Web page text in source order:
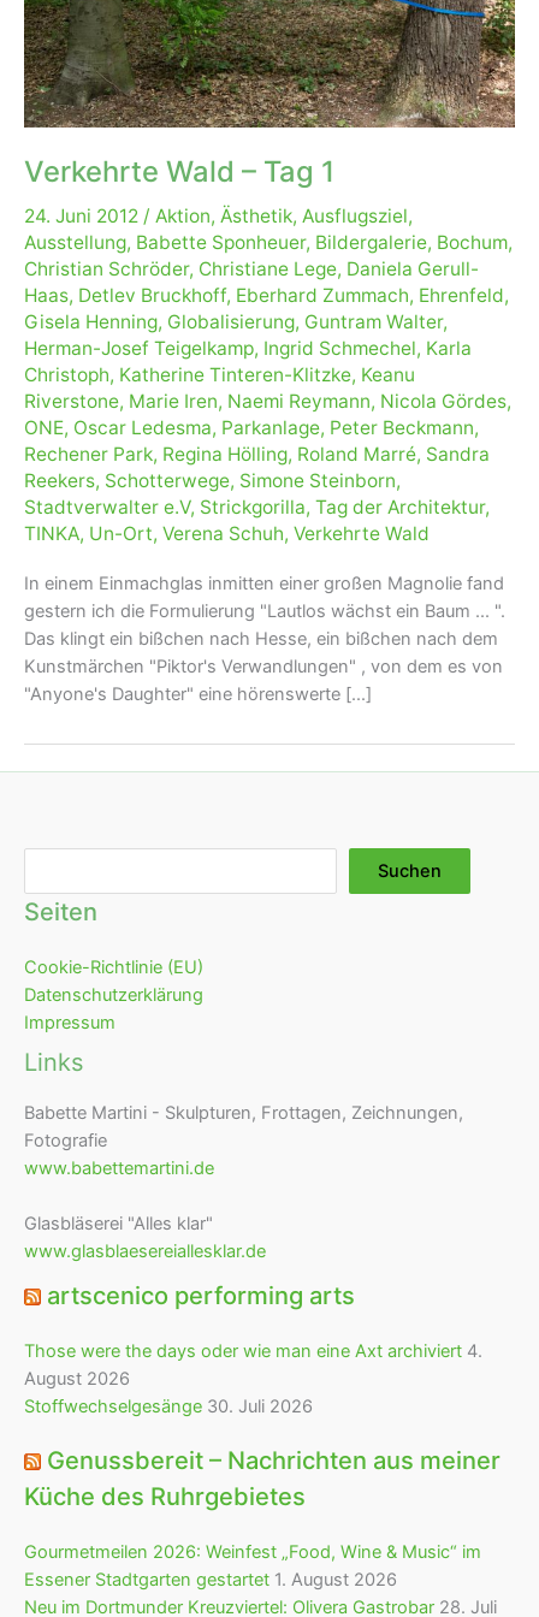
Verkehrte Wald – Tag 1
24. Juni 2012 / Aktion, Ästhetik, Ausflugsziel,
Ausstellung, Babette Sponheuer, Bildergalerie, Bochum,
Christian Schröder, Christiane Lege, Daniela Gerull-
Haas, Detlev Bruckhoff, Eberhard Zummach, Ehrenfeld,
Gisela Henning, Globalisierung, Guntram Walter,
Herman-Josef Teigelkamp, Ingrid Schmechel, Karla
Christoph, Katherine Tinteren-Klitzke, Keanu
Riverstone, Marie Iren, Naemi Reymann, Nicola Gördes,
ONE, Oscar Ledesma, Parkanlage, Peter Beckmann,
Rechener Park, Regina Hölling, Roland Marré, Sandra
Reekers, Schotterwege, Simone Steinborn,
Stadtverwalter e.V, Strickgorilla, Tag der Architektur,
TINKA, Un-Ort, Verena Schuh, Verkehrte Wald
In einem Einmachglas inmitten einer großen Magnolie fand
gestern ich die Formulierung "Lautlos wächst ein Baum ... ".
Das klingt ein bißchen nach Hesse, ein bißchen nach dem
Kunstmärchen "Piktor's Verwandlungen" , von dem es von
"Anyone's Daughter" eine hörenswerte [...]
Suchen
Seiten
Cookie-Richtlinie (EU)
Datenschutzerklärung
Impressum
Links
Babette Martini - Skulpturen, Frottagen, Zeichnungen,
Fotografie
www.babettemartini.de
Glasbläserei "Alles klar"
www.glasblaesereiallesklar.de
artscenico performing arts
Those were the days oder wie man eine Axt archiviert 4.
August 2026
Stoffwechselgesänge 30. Juli 2026
Genussbereit – Nachrichten aus meiner
Küche des Ruhrgebietes
Gourmetmeilen 2026: Weinfest „Food, Wine & Music“ im
Essener Stadtgarten gestartet 1. August 2026
Neu im Dortmunder Kreuzviertel: Olivera Gastrobar 28. Juli